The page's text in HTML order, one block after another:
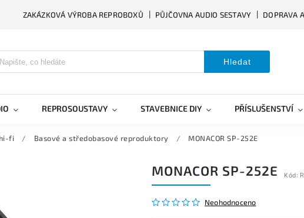
ZAKÁZKOVÁ VÝROBA REPROBOXŮ PŮJČOVNA AUDIO SESTAVY DOPRAVA
Hledat
REPROSOUSTAVY STAVEBNICE DIY PŘÍSLUŠENSTVÍ
fi / Basové a středobasové reproduktory / MONACOR SP-252E
MONACOR SP-252E Kód:
Neohodnoceno